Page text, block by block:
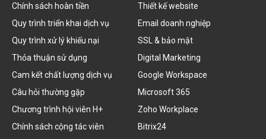
Chính sách hoàn tiền
Quy trình triển khai dịch vụ
Quy trình xử lý khiếu nại
Thỏa thuận sử dụng
Cam kết chất lượng dịch vụ
Câu hỏi thường gặp
Chương trình hội viên H+
Chính sách cộng tác viên
Thiết kế website
Email doanh nghiệp
SSL & bảo mật
Digital Marketing
Google Workspace
Microsoft 365
Zoho Workplace
Bitrix24